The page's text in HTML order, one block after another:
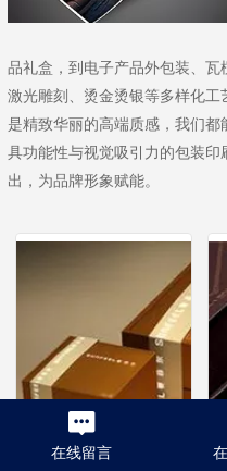
品礼盒，到电子产品外包装、瓦
激光雕刻、烫金烫银等多样化
是精致华丽的高端质感，我们
具功能性与视觉吸引力的包装
出，为品牌形象赋能。
在线留言